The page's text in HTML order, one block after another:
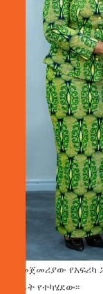
የመጀመሪያው የአፍሪካ
በፊት የተካሄደው፡፡